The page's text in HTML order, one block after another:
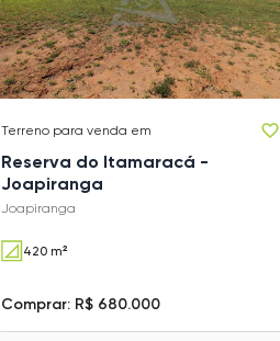
Terreno para venda em
Reserva do Itamaracá -
Joapiranga
Joapiranga
420 m²
Comprar: R$ 680.000